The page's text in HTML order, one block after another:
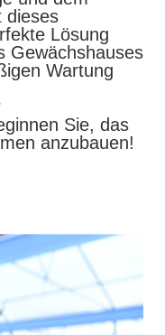
dieses
Lösung
Gewächshauses
Wartung
Sie, das
anzubauen!